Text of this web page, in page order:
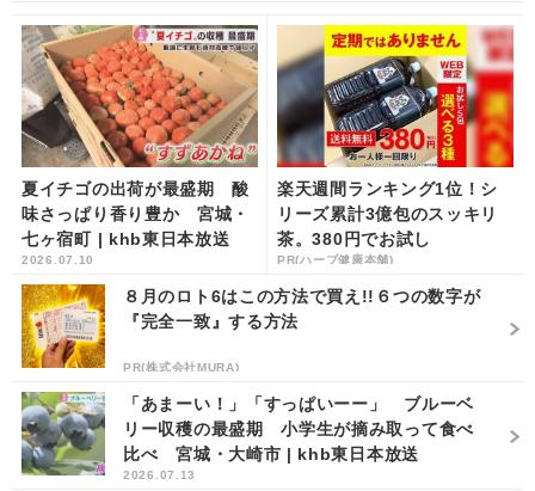
夏イチゴの出荷が最盛期 酸
味さっぱり香り豊か 宮城・
七ヶ宿町 | khb東日本放送
2026.07.10
楽天週間ランキング1位！シ
リーズ累計3億包のスッキリ
茶。380円でお試し
PR(ハーブ健康本舗)
８月のロト6はこの方法で買え!!６つの数字が
『完全一致』する方法
PR(株式会社MURA)
「あまーい！」「すっぱいーー」 ブルーベ
リー収穫の最盛期 小学生が摘み取って食べ
比べ 宮城・大崎市 | khb東日本放送
2026.07.13